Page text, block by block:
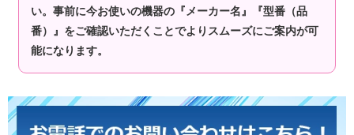
い。事前に今お使いの機器の『メーカー名』『型番（品
番）』をご確認いただくことでよりスムーズにご案内が可
能になります。